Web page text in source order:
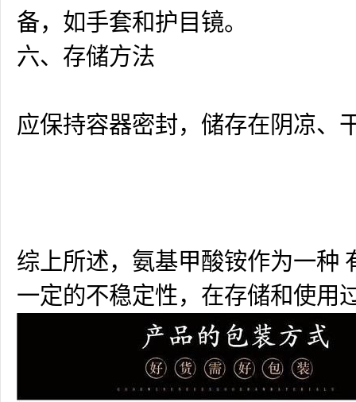
备，如手套和护目镜。
六、存储方法
应保持容器密封，储存在阴凉、
综上所述，氨基甲酸铵作为一种
一定的不稳定性，在存储和使用